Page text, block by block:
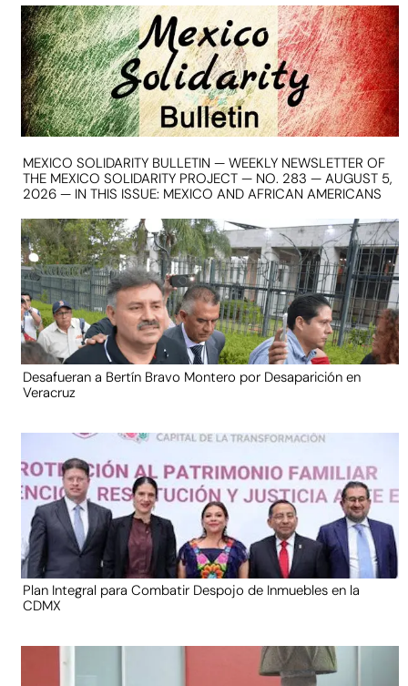
MEXICO SOLIDARITY BULLETIN — WEEKLY NEWSLETTER OF
THE MEXICO SOLIDARITY PROJECT — NO. 283 — AUGUST 5,
2026 — IN THIS ISSUE: MEXICO AND AFRICAN AMERICANS
Desafueran a Bertín Bravo Montero por Desaparición en
Veracruz
Plan Integral para Combatir Despojo de Inmuebles en la
CDMX